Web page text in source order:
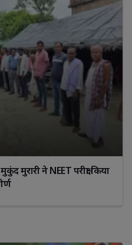
मुरारी ने NEET परीक्षा किया